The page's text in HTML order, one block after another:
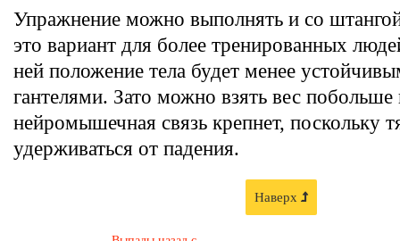
Упражнение можно выполнять и со
это вариант для более тренированных
ней положение тела будет менее
гантелями. Зато можно взять вес побольше
нейромышечная связь крепнет, поскольку
удерживаться от падения.
Наверх